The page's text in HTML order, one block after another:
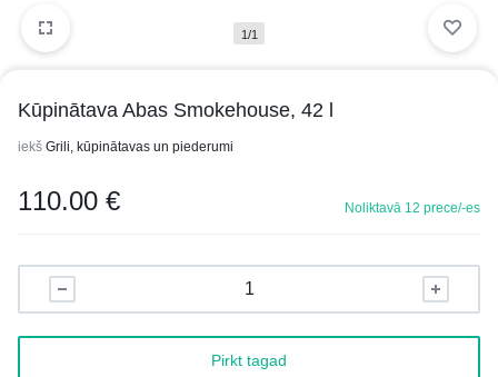
1/1
Kūpinātava Abas Smokehouse, 42 l
iekš Grili, kūpinātavas un piederumi
110.00 € Noliktavā 12 prece/-es
Pirkt tagad